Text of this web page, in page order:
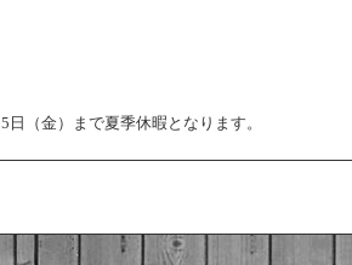
日（金）まで夏季休暇となります。